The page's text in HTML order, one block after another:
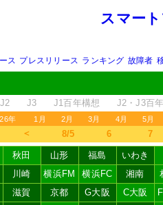
スマー
ス プレスリリース ランキング 故障者
J2 J3 J1百年構想 J2・J3百
年 1月 2月 3月 4月 5月
＜ 8/5 6 7
秋田 山形 福島
いわき
川崎 横浜FM 横浜FC 湘南
滋賀 京都 G大阪 C大阪